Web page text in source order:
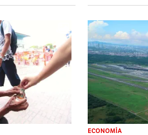
ECONOMÍA